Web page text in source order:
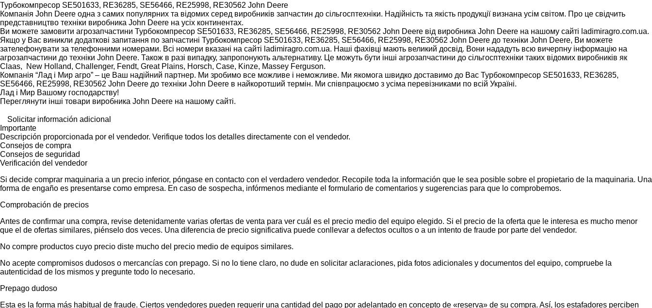
Турбокомпресор SE501633, RE36285, SE56466, RE25998, RE30562 John Deere
Компанія John Deere одна з самих популярних та відомих серед виробників запчастин до сільгосптехніки. Надійність та якість продукції визнана усім світом. Про це свідчить
представництво техніки виробника John Deere на усіх континентах.
Ви можете замовити агрозапчастини Турбокомпресор SE501633, RE36285, SE56466, RE25998, RE30562 John Deere від виробника John Deere на нашому сайті ladimiragro.com.ua.
Якщо у Вас виникли додаткові запитання по запчастині Турбокомпресор SE501633, RE36285, SE56466, RE25998, RE30562 John Deere до техніки John Deere, Ви можете
зателефонувати за телефонними номерами. Всі номери вказані на сайті ladimiragro.com.ua. Наші фахівці мають великий досвід. Вони нададуть всю вичерпну інформацію на
агрозапчастини до техніки John Deere. Також в разі випадку, запропонують альтернативу. Це можуть бути інші агрозапчастини до сільгосптехніки таких відомих виробників як
Claas, New Holland, Challenger, Fendt, Great Plains, Horsch, Case, Kinze, Massey Ferguson.
Компанія “Лад і Мир агро” – це Ваш надійний партнер. Ми зробимо все можливе і неможливе. Ми якомога швидко доставимо до Вас Турбокомпресор SE501633, RE36285,
SE56466, RE25998, RE30562 John Deere до техніки John Deere в найкоротший термін. Ми співпрацюємо з усіма перевізниками по всій Україні.
Лад і Мир Вашому господарству!
Переглянути інші товари виробника John Deere на нашому сайті.
Solicitar información adicional
Importante
Descripción proporcionada por el vendedor. Verifique todos los detalles directamente con el vendedor.
Consejos de compra
Consejos de seguridad
Verificación del vendedor
Si decide comprar maquinaria a un precio inferior, póngase en contacto con el verdadero vendedor. Recopile toda la información que le sea posible sobre el propietario de la maquinaria. Una
forma de engaño es presentarse como empresa. En caso de sospecha, infórmenos mediante el formulario de comentarios y sugerencias para que lo comprobemos.
Comprobación de precios
Antes de confirmar una compra, revise detenidamente varias ofertas de venta para ver cuál es el precio medio del equipo elegido. Si el precio de la oferta que le interesa es mucho menor
que el de ofertas similares, piénselo dos veces. Una diferencia de precio significativa puede conllevar a defectos ocultos o a un intento de fraude por parte del vendedor.
No compre productos cuyo precio diste mucho del precio medio de equipos similares.
No acepte compromisos dudosos o mercancías con prepago. Si no lo tiene claro, no dude en solicitar aclaraciones, pida fotos adicionales y documentos del equipo, compruebe la
autenticidad de los mismos y pregunte todo lo necesario.
Prepago dudoso
Esta es la forma más habitual de fraude. Ciertos vendedores pueden requerir una cantidad del pago por adelantado en concepto de «reserva» de su compra. Así, los estafadores perciben